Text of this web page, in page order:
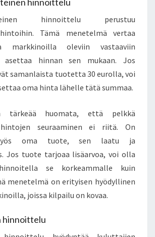
hinnoittelu perustuu
Tämä menetelmä vertaa
markkinoilla oleviin vastaaviin
hinnan sen mukaan. Jos
samanlaista tuotetta 30 eurolla, voi
oma hinta lähelle tätä summaa.
tärkeää huomata, että pelkkä
seuraaminen ei riitä. On
oma tuote, sen laatu ja
Jos tuote tarjoaa lisäarvoa, voi olla
se korkeammalle kuin
menetelmä on erityisen hyödyllinen
joissa kilpailu on kovaa.
hinnoittelu